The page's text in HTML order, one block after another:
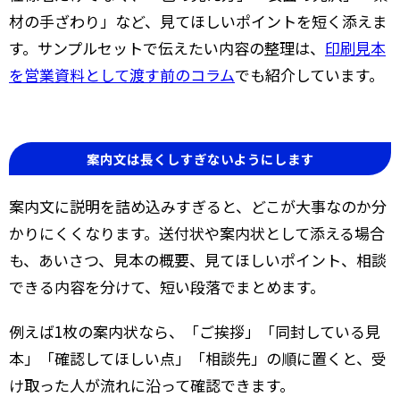
材の手ざわり」など、見てほしいポイントを短く添えま
す。サンプルセットで伝えたい内容の整理は、 印刷見本
を営業資料として渡す前のコラムでも紹介しています。
案内文は長くしすぎないようにします
案内文に説明を詰め込みすぎると、どこが大事なのか分
かりにくくなります。送付状や案内状として添える場合
も、あいさつ、見本の概要、見てほしいポイント、相談
できる内容を分けて、短い段落でまとめます。
例えば1枚の案内状なら、「ご挨拶」「同封している見
本」「確認してほしい点」「相談先」の順に置くと、受
け取った人が流れに沿って確認できます。